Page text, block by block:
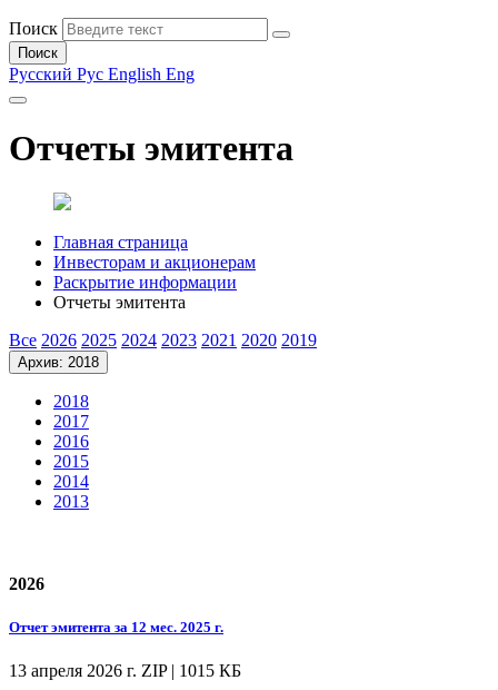
Поиск
Поиск
Русский Рус English Eng
Отчеты эмитента
Главная страница
Инвесторам и акционерам
Раскрытие информации
Отчеты эмитента
Все 2026 2025 2024 2023 2021 2020 2019
Архив: 2018
2018
2017
2016
2015
2014
2013
2026
Отчет эмитента за 12 мес. 2025 г.
13 апреля 2026 г. ZIP | 1015 КБ